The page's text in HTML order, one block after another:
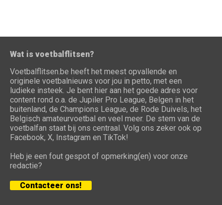
Wat is voetbalflitsen?
Voetbalflitsen.be heeft het meest opvallende en
originele voetbalnieuws voor jou in petto, met een
ludieke insteek. Je bent hier aan het goede adres voor
content rond o.a. de Jupiler Pro League, Belgen in het
buitenland, de Champions League, de Rode Duivels, het
Belgisch amateurvoetbal en veel meer. De stem van de
voetbalfan staat bij ons centraal. Volg ons zeker ook op
Facebook, X, Instagram en TikTok!
Heb je een fout gespot of opmerking(en) voor onze
redactie?
Contacteer ons!